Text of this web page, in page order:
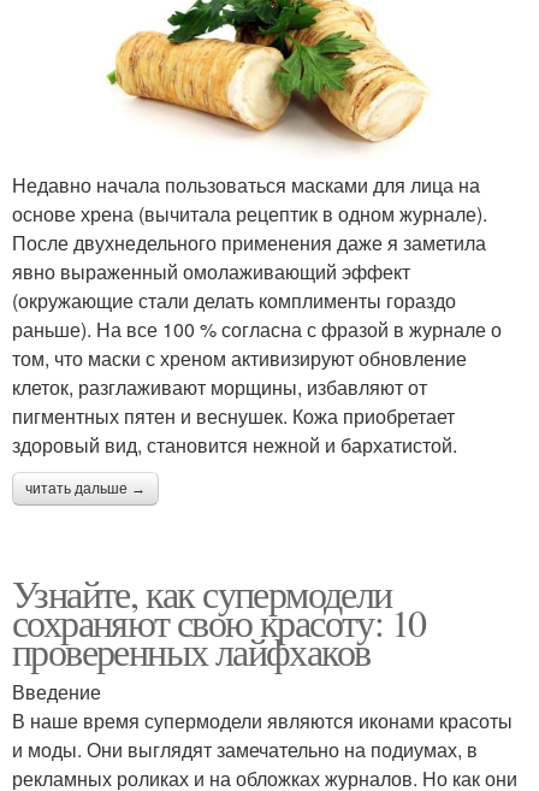
Недавно начала пользоваться масками для лица на
основе хрена (вычитала рецептик в одном журнале).
После двухнедельного применения даже я заметила
явно выраженный омолаживающий эффект
(окружающие стали делать комплименты гораздо
раньше). На все 100 % согласна с фразой в журнале о
том, что маски с хреном активизируют обновление
клеток, разглаживают морщины, избавляют от
пигментных пятен и веснушек. Кожа приобретает
здоровый вид, становится нежной и бархатистой.
читать дальше →
Узнайте, как супермодели
сохраняют свою красоту: 10
проверенных лайфхаков
Введение
В наше время супермодели являются иконами красоты
и моды. Они выглядят замечательно на подиумах, в
рекламных роликах и на обложках журналов. Но как они